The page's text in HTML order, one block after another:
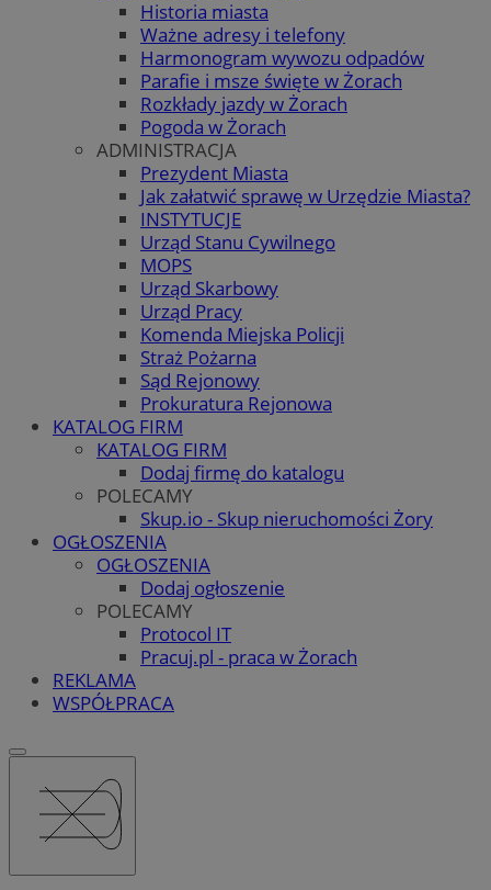
Historia miasta
Ważne adresy i telefony
Harmonogram wywozu odpadów
Parafie i msze święte w Żorach
Rozkłady jazdy w Żorach
Pogoda w Żorach
ADMINISTRACJA
Prezydent Miasta
Jak załatwić sprawę w Urzędzie Miasta?
INSTYTUCJE
Urząd Stanu Cywilnego
MOPS
Urząd Skarbowy
Urząd Pracy
Komenda Miejska Policji
Straż Pożarna
Sąd Rejonowy
Prokuratura Rejonowa
KATALOG FIRM
KATALOG FIRM
Dodaj firmę do katalogu
POLECAMY
Skup.io - Skup nieruchomości Żory
OGŁOSZENIA
OGŁOSZENIA
Dodaj ogłoszenie
POLECAMY
Protocol IT
Pracuj.pl - praca w Żorach
REKLAMA
WSPÓŁPRACA